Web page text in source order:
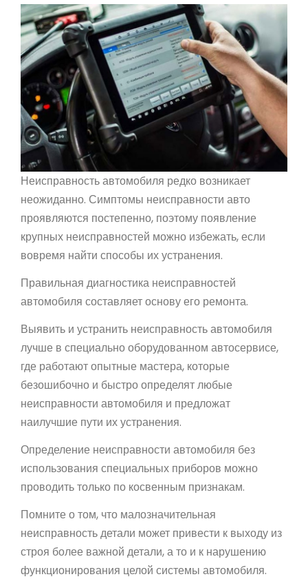
Неисправность автомобиля редко возникает
неожиданно. Симптомы неисправности авто
проявляются постепенно, поэтому появление
крупных неисправностей можно избежать, если
вовремя найти способы их устранения.
Правильная диагностика неисправностей
автомобиля составляет основу его ремонта.
Выявить и устранить неисправность автомобиля
лучше в специально оборудованном автосервисе,
где работают опытные мастера, которые
безошибочно и быстро определят любые
неисправности автомобиля и предложат
наилучшие пути их устранения.
Определение неисправности автомобиля без
использования специальных приборов можно
проводить только по косвенным признакам.
Помните о том, что малозначительная
неисправность детали может привести к выходу из
строя более важной детали, а то и к нарушению
функционирования целой системы автомобиля.